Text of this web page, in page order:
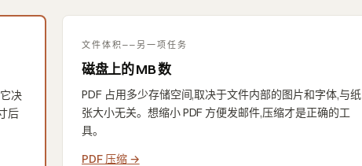
决
后
文件体积——另一项任务
磁盘上的 MB 数
PDF 占用多少存储空间,取决于文件内部的图片和字体,与纸
张大小无关。想缩小 PDF 方便发邮件,压缩才是正确的工
具。
PDF 压缩→